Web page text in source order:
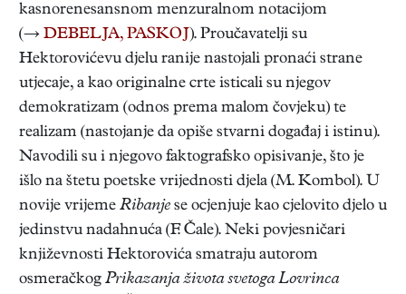
kasnorenesansnom menzuralnom notacijom
(→ DEBELJA, PASKOJ). Proučavatelji su
Hektorovićevu djelu ranije nastojali pronaći strane
utjecaje, a kao originalne crte isticali su njegov
demokratizam (odnos prema malom čovjeku) te
realizam (nastojanje da opiše stvarni događaj i istinu).
Navodili su i njegovo faktografsko opisivanje, što je
išlo na štetu poetske vrijednosti djela (M. Kombol). U
novije vrijeme Ribanje se ocjenjuje kao cjelovito djelo u
jedinstvu nadahnuća (F. Čale). Neki povjesničari
književnosti Hektorovića smatraju autorom
osmeračkog Prikazanja života svetoga Lovrinca